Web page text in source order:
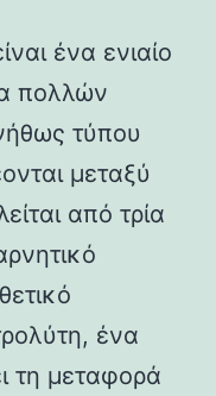
ένα ενιαίο
πολλών
τύπου
μεταξύ
από τρία
ένα
τη μεταφορά